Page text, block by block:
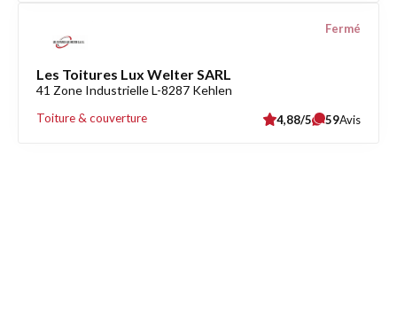
Les Toitures Lux Welter SARL
41 Zone Industrielle L-8287 Kehlen
Toiture & couverture
Fermé
4,88/5 59Avis